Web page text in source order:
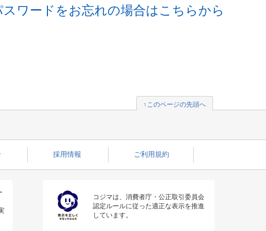
ワードをお忘れの場合はこちらから
↑このページの先頭へ
採用情報 ご利用規約
コジマは、消費者庁・公正取引委員会
認定ルールに従った適正な表示を推進
しています。